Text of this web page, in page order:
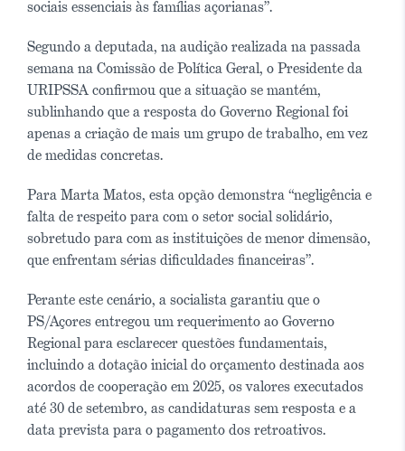
sociais essenciais às famílias açorianas”.
Segundo a deputada, na audição realizada na passada
semana na Comissão de Política Geral, o Presidente da
URIPSSA confirmou que a situação se mantém,
sublinhando que a resposta do Governo Regional foi
apenas a criação de mais um grupo de trabalho, em vez
de medidas concretas.
Para Marta Matos, esta opção demonstra “negligência e
falta de respeito para com o setor social solidário,
sobretudo para com as instituições de menor dimensão,
que enfrentam sérias dificuldades financeiras”.
Perante este cenário, a socialista garantiu que o
PS/Açores entregou um requerimento ao Governo
Regional para esclarecer questões fundamentais,
incluindo a dotação inicial do orçamento destinada aos
acordos de cooperação em 2025, os valores executados
até 30 de setembro, as candidaturas sem resposta e a
data prevista para o pagamento dos retroativos.